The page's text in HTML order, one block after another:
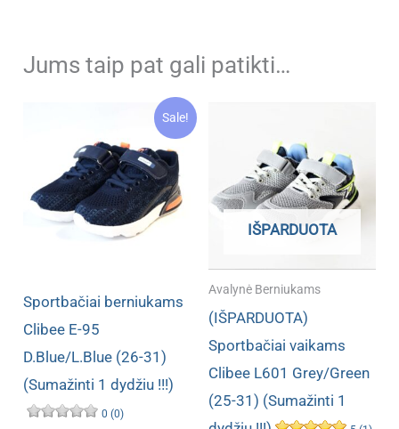
Jums taip pat gali patikti…
Sale!
Sportbačiai berniukams
Clibee E-95
D.Blue/L.Blue (26-31)
(Sumažinti 1 dydžiu !!!)
0 (0)
IŠPARDUOTA
Avalynė Berniukams
(IŠPARDUOTA)
Sportbačiai vaikams
Clibee L601 Grey/Green
(25-31) (Sumažinti 1